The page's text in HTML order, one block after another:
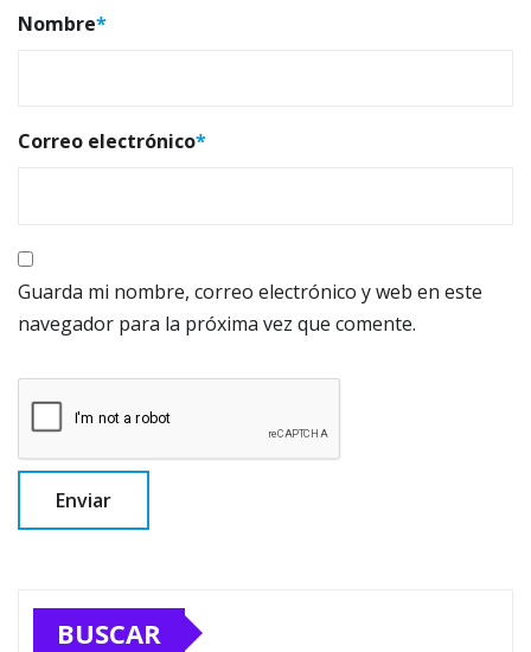
Nombre*
Correo electrónico*
Guarda mi nombre, correo electrónico y web en este
navegador para la próxima vez que comente.
BUSCAR